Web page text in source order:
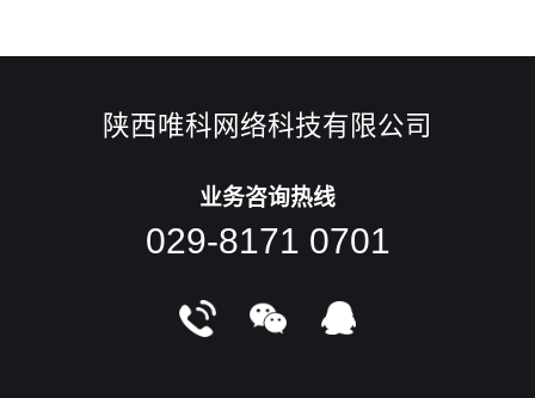
陕西唯科网络科技有限公司
业务咨询热线
029-8171 0701